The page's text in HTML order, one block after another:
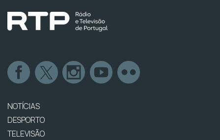
NOTÍCIAS
DESPORTO
TELEVISÃO